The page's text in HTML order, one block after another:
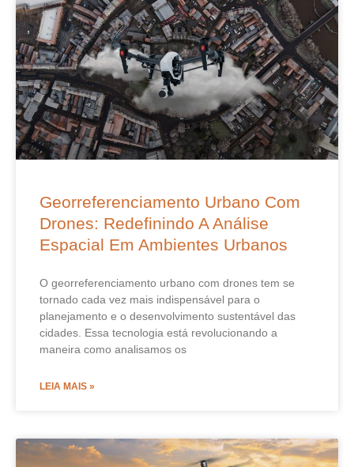
Georreferenciamento Urbano Com
Drones: Redefinindo A Análise
Espacial Em Ambientes Urbanos
O georreferenciamento urbano com drones tem se
tornado cada vez mais indispensável para o
planejamento e o desenvolvimento sustentável das
cidades. Essa tecnologia está revolucionando a
maneira como analisamos os
LEIA MAIS »